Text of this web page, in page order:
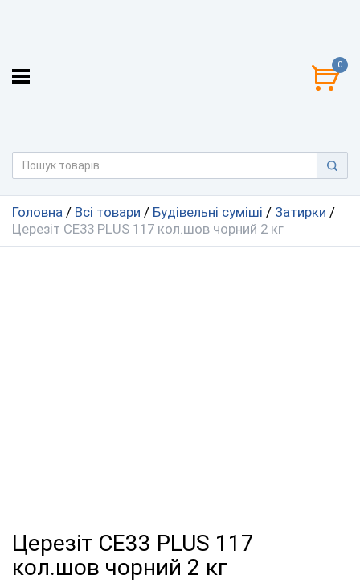
0
Головна / Всі товари / Будівельні суміші / Затирки /
Церезіт CE33 PLUS 117 кол.шов чорний 2 кг
Церезіт CE33 PLUS 117
кол.шов чорний 2 кг